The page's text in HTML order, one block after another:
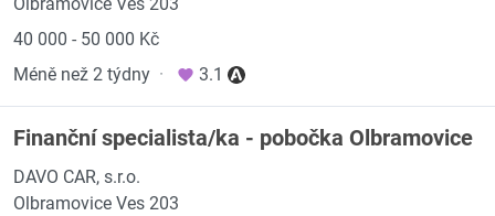
40 000 - 50 000 Kč
Méně než 2 týdny · 3.1
Finanční specialista/ka - pobočka Olbramovice
DAVO CAR, s.r.o.
Olbramovice Ves 203